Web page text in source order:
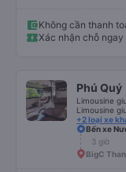
Không cần thanh
Xác nhận chỗ ngay
Phú Quý
+2 loại xe
Bến xe
3 giờ
BigC